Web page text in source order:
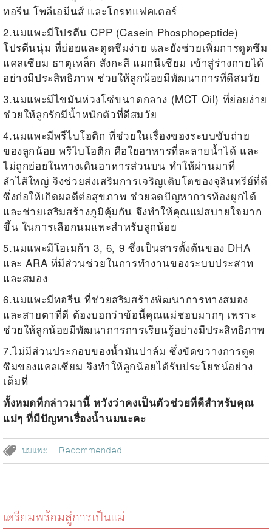
ทอรีน โพลีเอมีนส์ และโกรทแฟคเตอร์
2.นมแพะมีโปรตีน CPP (Casein Phosphopeptide)
โปรตีนนุ่ม ที่ย่อยและดูดซึมง่าย และยังช่วยเพิ่มการดูดซึม
แคลเซียม ธาตุเหล็ก สังกะสี แมกนีเซียม เข้าสู่ร่างกายได้
อย่างมีประสิทธิภาพ ช่วยให้ลูกน้อยมีพัฒนาการที่ดีสมวัย
3.นมแพะมีไขมันห่วงโซ่ขนาดกลาง (MCT Oil) ที่ย่อยง่าย
ช่วยให้ลูกรักมีน้ำหนักตัวที่ดีสมวัย
4.นมแพะมีพรีไบโอติก ที่ช่วยในเรื่องของระบบขับถ่าย
ของลูกน้อย พรีไบโอติก คือใยอาหารที่ละลายน้ำได้ และ
ไม่ถูกย่อยในทางเดินอาหารส่วนบน ทำให้ผ่านมาที่
ลำไส้ใหญ่ จึงช่วยส่งเสริมการเจริญเติบโตของจุลินทรีย์ที่ดี
ซึ่งก่อให้เกิดผลดีต่อสุขภาพ ช่วยลดปัญหาการท้องผูกได้
และช่วยเสริมสร้างภูมิคุ้มกัน จึงทำให้คุณแม่สบายใจมาก
ขึ้น ในการเลือกนมแพะสำหรับลูกน้อย
5.นมแพะมีโอเมก้า 3, 6, 9 ซึ่งเป็นสารตั้งต้นของ DHA
และ ARA ที่มีส่วนช่วยในการทำงานของระบบประสาท
และสมอง
6.นมแพะมีทอรีน ที่ช่วยสริมสร้างพัฒนาการทางสมอง
และสายตาที่ดี ต้องบอกว่าข้อนี้คุณแม่ชอบมากๆ เพราะ
ช่วยให้ลูกน้อยมีพัฒนาการการเรียนรู้อย่างมีประสิทธิภาพ
7.ไม่มีส่วนประกอบของน้ำมันปาล์ม ซึ่งขัดขวางการดูด
ซึมของแคลเซียม จึงทำให้ลูกน้อยได้รับประโยชน์อย่าง
เต็มที่
ทั้งหมดที่กล่าวมานี้ หวังว่าคงเป็นตัวช่วยที่ดีสำหรับคุณ
แม่ๆ ที่มีปัญหาเรื่องน้ำนมนะคะ
นมแพะ Recommended
เตรียมพร้อมสู่การเป็นแม่